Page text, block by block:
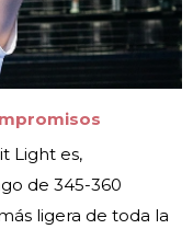
Light es,
de 345-360
ligera de toda la